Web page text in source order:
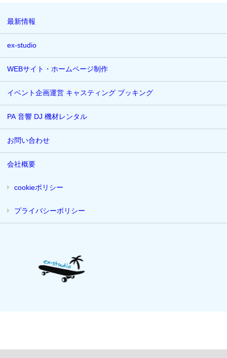
最新情報
ex-studio
WEBサイト・ホームページ制作
イベント企画運営 キャスティング ブッキング
PA 音響 DJ 機材レンタル
お問い合わせ
会社概要
cookieポリシー
プライバシーポリシー